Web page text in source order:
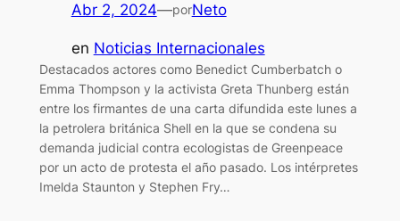
Abr 2, 2024—porNeto
en Noticias Internacionales
Destacados actores como Benedict Cumberbatch o
Emma Thompson y la activista Greta Thunberg están
entre los firmantes de una carta difundida este lunes a
la petrolera británica Shell en la que se condena su
demanda judicial contra ecologistas de Greenpeace
por un acto de protesta el año pasado. Los intérpretes
Imelda Staunton y Stephen Fry…